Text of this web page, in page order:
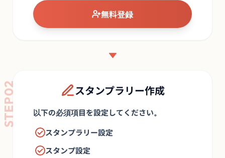
無料登録
STEP02 スタンプラリー作成
以下の必須項目を設定してください。
スタンプラリー設定
スタンプ設定